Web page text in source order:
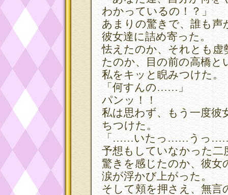
わかっているの！？」
あまりの驚きで、誰も声
彼女達に詰め寄った。
怯えたのか、それとも虚
たのか、目の前の高橋と
私をキッと睨みつけた。
「何すんの……」
パンッ！！
私は思わず、もう一度彼
ちつけた。
「……いたっ……うっ
予想もしていなかった二
驚きを感じたのか、彼女
涙が浮かび上がった。
そして頬を押さえ、無言